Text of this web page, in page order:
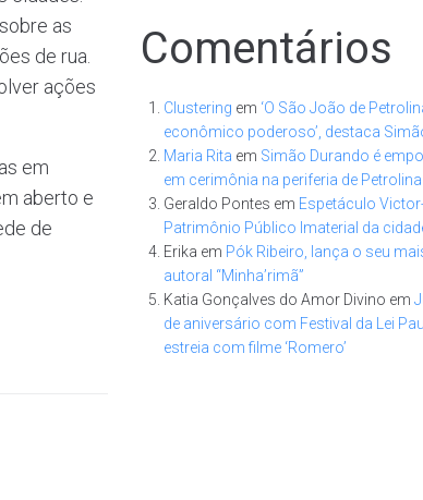
as
de rua.
ações
em
aberto e
de
Comentários
Clustering em ‘O São João de
econômico poderoso’, destaca
Maria Rita em Simão Durando é
em cerimônia na periferia de Petrolina
Geraldo Pontes em Espetáculo
Patrimônio Público Imaterial da
Erika em Pók Ribeiro, lança o seu
autoral “Minha’rimã”
Katia Gonçalves do Amor Divino em
de aniversário com Festival da Lei
estreia com filme ‘Romero’